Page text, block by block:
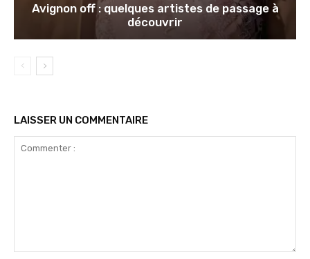
Avignon off : quelques artistes de passage à
découvrir
LAISSER UN COMMENTAIRE